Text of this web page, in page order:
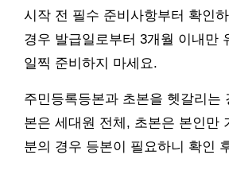
시작 전 필수 준비사항부터 확인
경우 발급일로부터 3개월 이내만
일찍 준비하지 마세요.
주민등록등본과 초본을 헷갈리는
본은 세대원 전체, 초본은 본인만
분의 경우 등본이 필요하니 확인